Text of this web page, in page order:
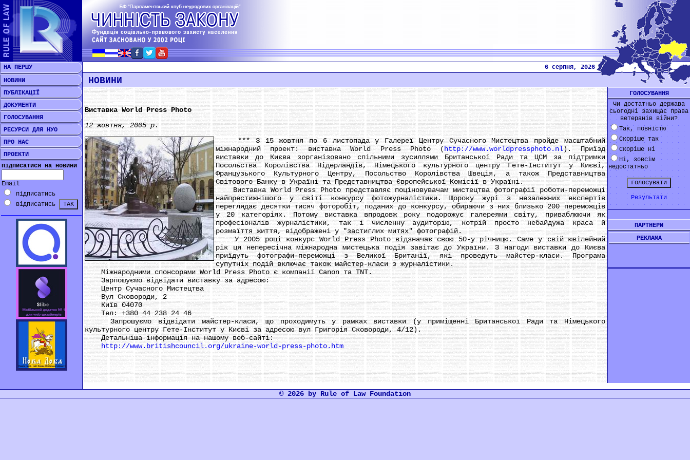
НА ПЕРШУ
6 серпня, 2026
НОВИНИ
ПУБЛІКАЦІЇ
ДОКУМЕНТИ
ГОЛОСУВАННЯ
РЕСУРСИ ДЛЯ НУО
ПРО НАС
ПРОЕКТИ
підписатися на новини
Email
підписатись
відписатись
НОВИНИ
Виставка World Press Photo
12 жовтня, 2005 р.
*** З 15 жовтня по 6 листопада у Галереї Центру Сучасного Мистецтва пройде масштабний
міжнародний проект: виставка World Press Photo (http://www.worldpressphoto.nl). Приїзд
виставки до Києва зорганізовано спільними зусиллями Британської Ради та ЦСМ за підтримки
Посольства Королівства Нідерландів, Німецького культурного центру Гете-Інститут у Києві,
Французького Культурного Центру, Посольство Королівства Швеція, а також Представництва
Світового Банку в Україні та Представництва Європейської Комісії в Україні.
Виставка World Press Photo представляє поціновувачам мистецтва фотографії роботи-переможці
найпрестижнішого у світі конкурсу фотожурналістики. Щороку журі з незалежних експертів
переглядає десятки тисяч фоторобіт, поданих до конкурсу, обираючи з них близько 200 переможців
у 20 категоріях. Потому виставка впродовж року подорожує галереями світу, приваблюючи як
професіоналів журналістики, так і численну аудиторію, котрій просто небайдужа краса й
розмаїття життя, відображені у "застиглих митях" фотографій.
У 2005 році конкурс World Press Photo відзначає свою 50-у річницю. Саме у свій ювілейний
рік ця непересічна міжнародна мистецька подія завітає до України. З нагоди виставки до Києва
приїдуть фотографи-переможці з Великої Британії, які проведуть майстер-класи. Програма
супутніх подій включає також майстер-класи з журналістики.
Міжнародними спонсорами World Press Photo є компанії Canon та TNT.
Зарпошуємо відвідати виставку за адресою:
Центр Сучасного Мистецтва
Вул Сковороди, 2
Київ 04070
Тел: +380 44 238 24 46
Запрошуємо відвідати майстер-класи, що проходимуть у рамках виставки (у приміщенні Британської Ради та Німецького
культурного центру Гете-Інститут у Києві за адресою вул Григорія Сковороди, 4/12).
Детальніша інформація на нашому веб-сайті:
http://www.britishcouncil.org/ukraine-world-press-photo.htm
ГОЛОСУВАННЯ
Чи достатньо держава
сьогодні захищає права
ветеранів війни?
Так, повністю
Скоріше так
Скоріше ні
Ні, зовсім
недостатньо
Результати
ПАРТНЕРИ
РЕКЛАМА
© 2026 by Rule of Law Foundation